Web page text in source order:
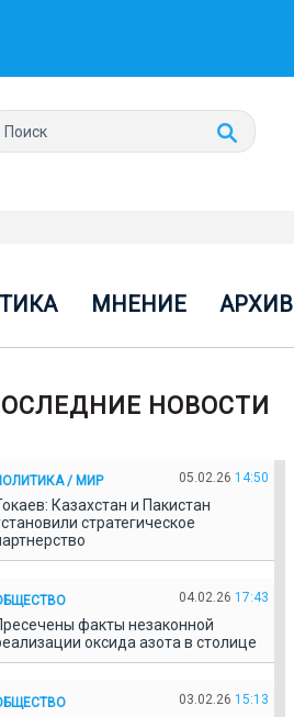
МНЕНИЕ АРХИВ
НОВОСТИ
/ МИР 05.02.26 14:50
Казахстан и Пакистан
стратегическое
04.02.26 17:43
факты незаконной
оксида азота в столице
03.02.26 15:13